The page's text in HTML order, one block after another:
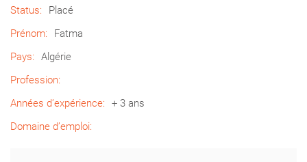
Status:
Placé
Prénom:
Fatma
Pays:
Algérie
Profession:
Années d’expérience:
+ 3 ans
Domaine d’emploi: